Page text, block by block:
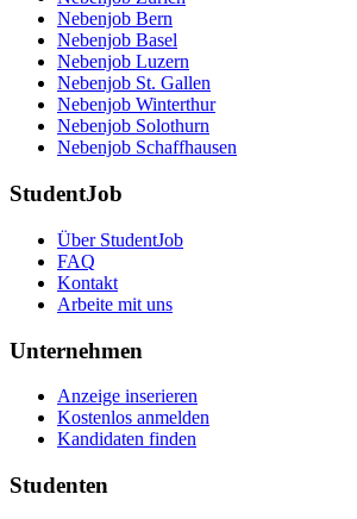
Nebenjob Bern
Nebenjob Basel
Nebenjob Luzern
Nebenjob St. Gallen
Nebenjob Winterthur
Nebenjob Solothurn
Nebenjob Schaffhausen
StudentJob
Über StudentJob
FAQ
Kontakt
Arbeite mit uns
Unternehmen
Anzeige inserieren
Kostenlos anmelden
Kandidaten finden
Studenten